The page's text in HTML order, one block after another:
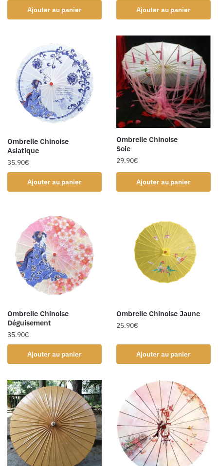
Ajouter au panier Ajouter au panier
Ombrelle Chinoise
Asiatique
35.90€
Ajouter au panier
Ombrelle Chinoise
Soie
29.90€
Ajouter au panier
Ombrelle Chinoise
Déguisement
35.90€
Ajouter au panier
Ombrelle Chinoise Jaune
25.90€
Ajouter au panier